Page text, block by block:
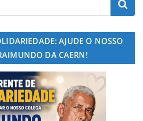
AJUDE O NOSSO
DA CAERN!